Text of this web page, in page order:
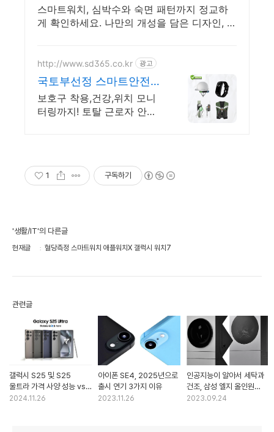
송
스마트워치, 심박수와 숙면 패턴까지 정교하
게 확인하세요. 나만의 개성을 담은 디자인, 와
http://www.sd365.co.kr 광고
국토부선정 스마트안전강
소기업 합리적인 가격, 무
료 컨설팅
보호구 착용,건강,위치 모니
터링까지! 토탈 근로자 안전
1 구독하기
'생활/IT'의 다른글
현재글 혈당측정 스마트워치 애플워치X 갤럭시 워치7
관련글
갤럭시 S25 및 S25
울트라 가격 사양 성능 vs
샤오미 15 원플러스 13
2024.11.26
아이폰 SE4, 2025년으로
출시 연기 3가지 이유
2023.11.26
인공지능이 알아서 세탁과
건조, 삼성 엘지 올인원
세탁기
2023.09.24